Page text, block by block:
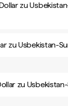
zu
zu Usbekistan-
zu